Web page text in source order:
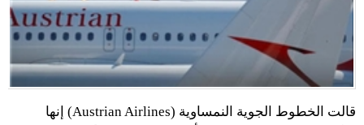
قالت الخطوط الجوية النمساوية (Austrian Airlines) إنها